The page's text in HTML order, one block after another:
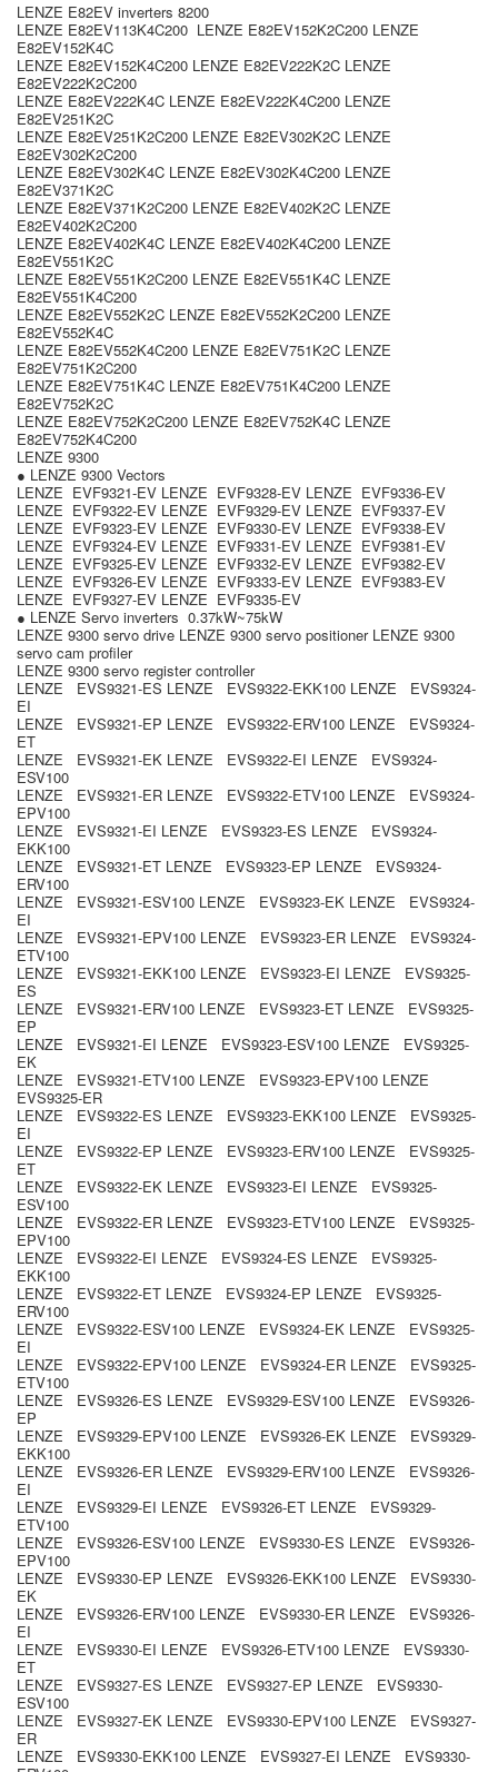
LENZE E82EV inverters 8200
LENZE E82EV113K4C200 LENZE E82EV152K2C200 LENZE
E82EV152K4C
LENZE E82EV152K4C200 LENZE E82EV222K2C LENZE
E82EV222K2C200
LENZE E82EV222K4C LENZE E82EV222K4C200 LENZE
E82EV251K2C
LENZE E82EV251K2C200 LENZE E82EV302K2C LENZE
E82EV302K2C200
LENZE E82EV302K4C LENZE E82EV302K4C200 LENZE
E82EV371K2C
LENZE E82EV371K2C200 LENZE E82EV402K2C LENZE
E82EV402K2C200
LENZE E82EV402K4C LENZE E82EV402K4C200 LENZE
E82EV551K2C
LENZE E82EV551K2C200 LENZE E82EV551K4C LENZE
E82EV551K4C200
LENZE E82EV552K2C LENZE E82EV552K2C200 LENZE
E82EV552K4C
LENZE E82EV552K4C200 LENZE E82EV751K2C LENZE
E82EV751K2C200
LENZE E82EV751K4C LENZE E82EV751K4C200 LENZE
E82EV752K2C
LENZE E82EV752K2C200 LENZE E82EV752K4C LENZE
E82EV752K4C200
LENZE 9300
● LENZE 9300 Vectors
LENZE EVF9321-EV LENZE EVF9328-EV LENZE EVF9336-EV
LENZE EVF9322-EV LENZE EVF9329-EV LENZE EVF9337-EV
LENZE EVF9323-EV LENZE EVF9330-EV LENZE EVF9338-EV
LENZE EVF9324-EV LENZE EVF9331-EV LENZE EVF9381-EV
LENZE EVF9325-EV LENZE EVF9332-EV LENZE EVF9382-EV
LENZE EVF9326-EV LENZE EVF9333-EV LENZE EVF9383-EV
LENZE EVF9327-EV LENZE EVF9335-EV
● LENZE Servo inverters 0.37kW~75kW
LENZE 9300 servo drive LENZE 9300 servo positioner LENZE 9300
servo cam profiler
LENZE 9300 servo register controller
LENZE EVS9321-ES LENZE EVS9322-EKK100 LENZE EVS9324-
EI
LENZE EVS9321-EP LENZE EVS9322-ERV100 LENZE EVS9324-
ET
LENZE EVS9321-EK LENZE EVS9322-EI LENZE EVS9324-
ESV100
LENZE EVS9321-ER LENZE EVS9322-ETV100 LENZE EVS9324-
EPV100
LENZE EVS9321-EI LENZE EVS9323-ES LENZE EVS9324-
EKK100
LENZE EVS9321-ET LENZE EVS9323-EP LENZE EVS9324-
ERV100
LENZE EVS9321-ESV100 LENZE EVS9323-EK LENZE EVS9324-
EI
LENZE EVS9321-EPV100 LENZE EVS9323-ER LENZE EVS9324-
ETV100
LENZE EVS9321-EKK100 LENZE EVS9323-EI LENZE EVS9325-
ES
LENZE EVS9321-ERV100 LENZE EVS9323-ET LENZE EVS9325-
EP
LENZE EVS9321-EI LENZE EVS9323-ESV100 LENZE EVS9325-
EK
LENZE EVS9321-ETV100 LENZE EVS9323-EPV100 LENZE
EVS9325-ER
LENZE EVS9322-ES LENZE EVS9323-EKK100 LENZE EVS9325-
EI
LENZE EVS9322-EP LENZE EVS9323-ERV100 LENZE EVS9325-
ET
LENZE EVS9322-EK LENZE EVS9323-EI LENZE EVS9325-
ESV100
LENZE EVS9322-ER LENZE EVS9323-ETV100 LENZE EVS9325-
EPV100
LENZE EVS9322-EI LENZE EVS9324-ES LENZE EVS9325-
EKK100
LENZE EVS9322-ET LENZE EVS9324-EP LENZE EVS9325-
ERV100
LENZE EVS9322-ESV100 LENZE EVS9324-EK LENZE EVS9325-
EI
LENZE EVS9322-EPV100 LENZE EVS9324-ER LENZE EVS9325-
ETV100
LENZE EVS9326-ES LENZE EVS9329-ESV100 LENZE EVS9326-
EP
LENZE EVS9329-EPV100 LENZE EVS9326-EK LENZE EVS9329-
EKK100
LENZE EVS9326-ER LENZE EVS9329-ERV100 LENZE EVS9326-
EI
LENZE EVS9329-EI LENZE EVS9326-ET LENZE EVS9329-
ETV100
LENZE EVS9326-ESV100 LENZE EVS9330-ES LENZE EVS9326-
EPV100
LENZE EVS9330-EP LENZE EVS9326-EKK100 LENZE EVS9330-
EK
LENZE EVS9326-ERV100 LENZE EVS9330-ER LENZE EVS9326-
EI
LENZE EVS9330-EI LENZE EVS9326-ETV100 LENZE EVS9330-
ET
LENZE EVS9327-ES LENZE EVS9327-EP LENZE EVS9330-
ESV100
LENZE EVS9327-EK LENZE EVS9330-EPV100 LENZE EVS9327-
ER
LENZE EVS9330-EKK100 LENZE EVS9327-EI LENZE EVS9330-